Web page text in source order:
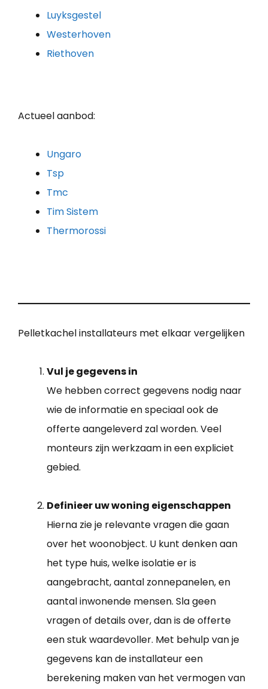
Luyksgestel
Westerhoven
Riethoven
Actueel aanbod:
Ungaro
Tsp
Tmc
Tim Sistem
Thermorossi
Pelletkachel installateurs met elkaar vergelijken
Vul je gegevens in
We hebben correct gegevens nodig naar
wie de informatie en speciaal ook de
offerte aangeleverd zal worden. Veel
monteurs zijn werkzaam in een expliciet
gebied.
Definieer uw woning eigenschappen
Hierna zie je relevante vragen die gaan
over het woonobject. U kunt denken aan
het type huis, welke isolatie er is
aangebracht, aantal zonnepanelen, en
aantal inwonende mensen. Sla geen
vragen of details over, dan is de offerte
een stuk waardevoller. Met behulp van je
gegevens kan de installateur een
berekening maken van het vermogen van